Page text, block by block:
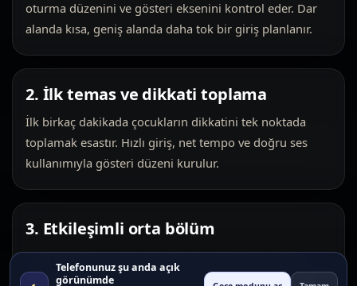
oturma düzenini ve gösteri eksenini kontrol eder. Dar
alanda kısa, geniş alanda daha tok bir giriş planlanır.
2. İlk temas ve dikkati toplama
İlk birkaç dakikada çocukların dikkatini tek noktada
toplamak esastır. Hızlı giriş, net tempo ve doğru ses
kullanımıyla gösteri düzeni kurulur.
3. Etkileşimli orta bölüm
Orta bölümde çocukların sahneye kontrollü katılımı
sağlanır. Bu bölüm hizmetin eğlence değerini yükseltir
Telefonunuz şu anda açık
görünümde